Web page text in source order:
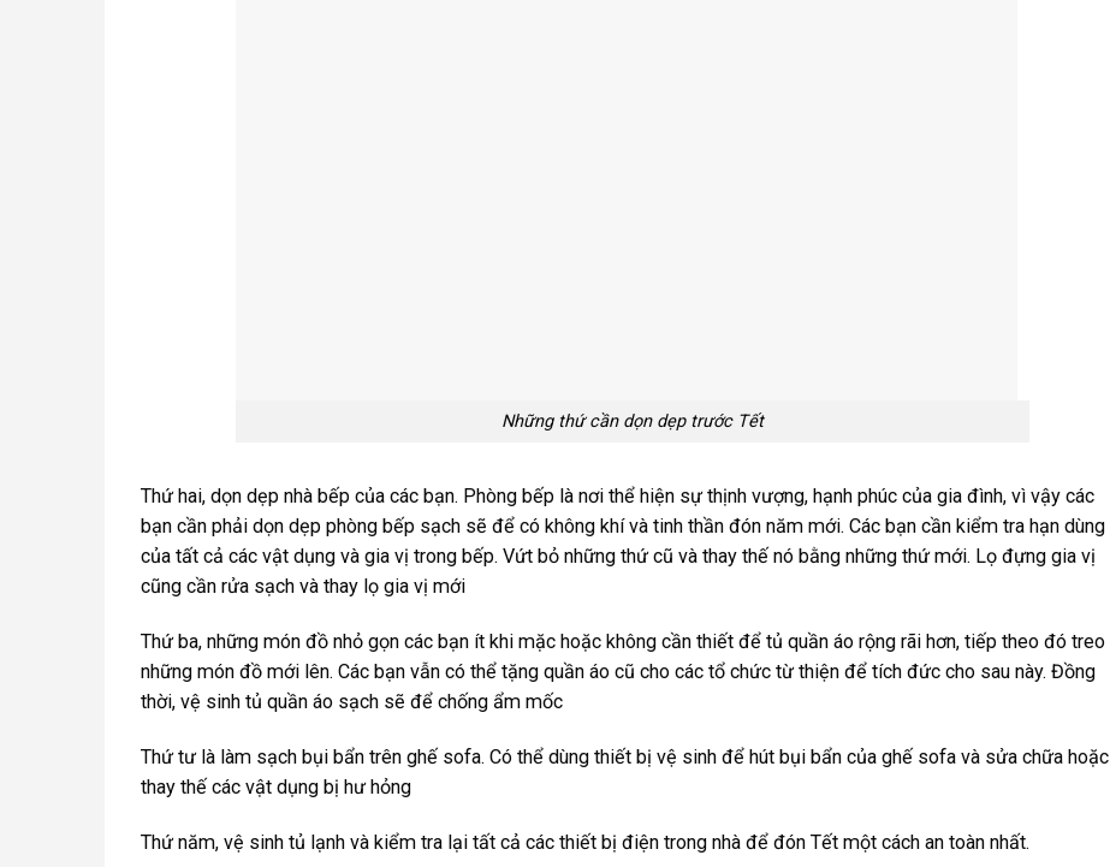
Những thứ cần dọn dẹp trước Tết
Thứ hai, dọn dẹp nhà bếp của các bạn. Phòng bếp là nơi thể hiện sự thịnh vượng, hạnh phúc của gia đình, vì vậy các
bạn cần phải dọn dẹp phòng bếp sạch sẽ để có không khí và tinh thần đón năm mới. Các bạn cần kiểm tra hạn dùng
của tất cả các vật dụng và gia vị trong bếp. Vứt bỏ những thứ cũ và thay thế nó bằng những thứ mới. Lọ đựng gia vị
cũng cần rửa sạch và thay lọ gia vị mới
Thứ ba, những món đồ nhỏ gọn các bạn ít khi mặc hoặc không cần thiết để tủ quần áo rộng rãi hơn, tiếp theo đó treo
những món đồ mới lên. Các bạn vẫn có thể tặng quần áo cũ cho các tổ chức từ thiện để tích đức cho sau này. Đồng
thời, vệ sinh tủ quần áo sạch sẽ để chống ẩm mốc
Thứ tư là làm sạch bụi bẩn trên ghế sofa. Có thể dùng thiết bị vệ sinh để hút bụi bẩn của ghế sofa và sửa chữa hoặc
thay thế các vật dụng bị hư hỏng
Thứ năm, vệ sinh tủ lạnh và kiểm tra lại tất cả các thiết bị điện trong nhà để đón Tết một cách an toàn nhất.